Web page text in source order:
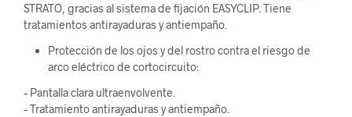
STRATO, gracias al sistema de fijación EASYCLIP. Tiene
tratamientos antirayaduras y antiempaño.
Protección de los ojos y del rostro contra el riesgo de
arco eléctrico de cortocircuito:
– Pantalla clara ultraenvolvente.
– Tratamiento antirayaduras y antiempaño.